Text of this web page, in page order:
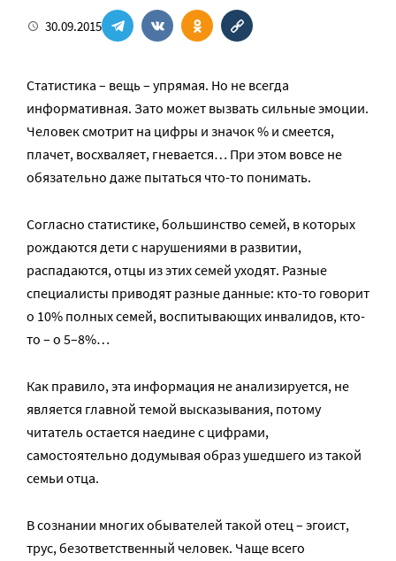
30.09.2015
Статистика – вещь – упрямая. Но не всегда
информативная. Зато может вызвать сильные эмоции.
Человек смотрит на цифры и значок % и смеется,
плачет, восхваляет, гневается… При этом вовсе не
обязательно даже пытаться что-то понимать.
Согласно статистике, большинство семей, в которых
рождаются дети с нарушениями в развитии,
распадаются, отцы из этих семей уходят. Разные
специалисты приводят разные данные: кто-то говорит
о 10% полных семей, воспитывающих инвалидов, кто-
то – о 5–8%…
Как правило, эта информация не анализируется, не
является главной темой высказывания, потому
читатель остается наедине с цифрами,
самостоятельно додумывая образ ушедшего из такой
семьи отца.
В сознании многих обывателей такой отец – эгоист,
трус, безответственный человек. Чаще всего